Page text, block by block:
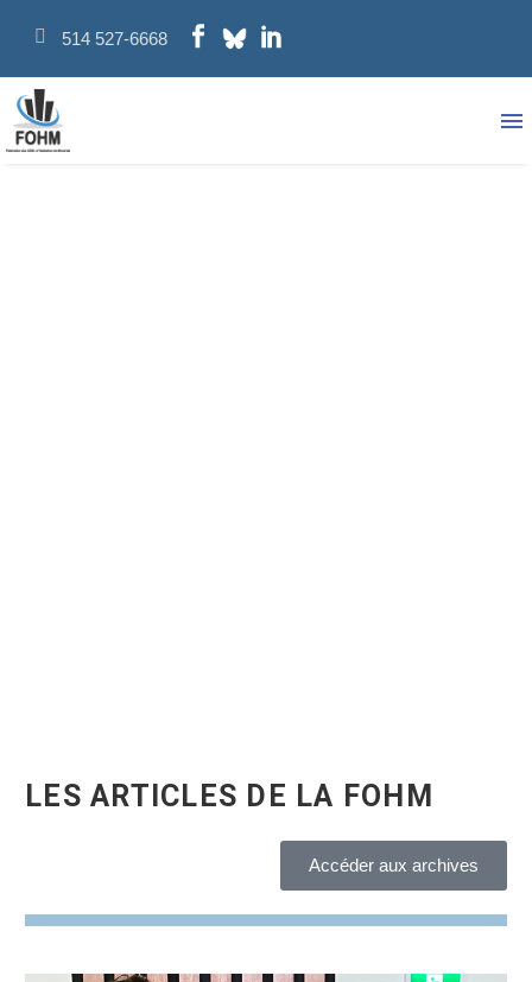
514 527-6668
LES ARTICLES DE LA FOHM
Accéder aux archives